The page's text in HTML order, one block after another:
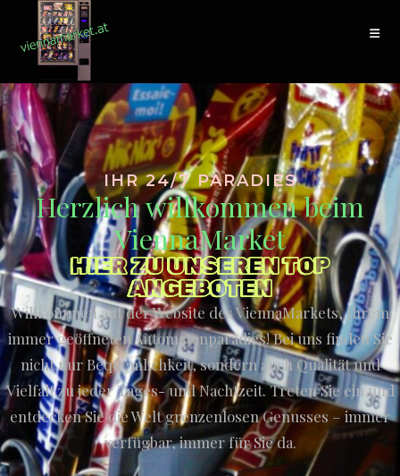
IHR 24/7 PARADIES
Herzlich willkommen beim
ViennaMarket
HIER ZU UNSEREN TOP
ANGEBOTEN
Willkommen auf der Website des ViennaMarkets, Ihrem
immer geöffneten Automatenparadies! Bei uns finden Sie
nicht nur Bequemlichkeit, sondern auch Qualität und
Vielfalt zu jeder Tages- und Nachtzeit. Treten Sie ein und
entdecken Sie die Welt grenzenlosen Genusses – immer
verfügbar, immer für Sie da.